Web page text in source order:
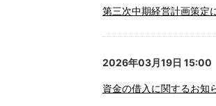
第三次中期経営計画策定
2026年03月19日 15:00
資金の借入に関するお知